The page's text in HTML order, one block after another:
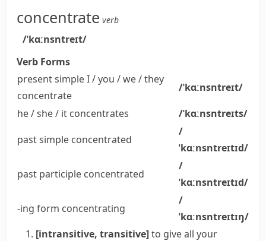
concentrate verb
/ˈkɑːnsntreɪt/
Verb Forms
present simple I / you / we / they
concentrate
/ˈkɑːnsntreɪt/
he / she / it concentrates
/ˈkɑːnsntreɪts/
past simple concentrated
/
ˈkɑːnsntreɪtɪd/
past participle concentrated
/
ˈkɑːnsntreɪtɪd/
-ing form concentrating
/
ˈkɑːnsntreɪtɪŋ/
[intransitive, transitive]to give all your